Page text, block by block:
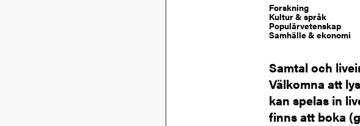
Forskning
Kultur & språk
Populärvetenskap
Samhälle & ekonomi
Samtal och
Välkomna att
kan spelas in
finns att boka